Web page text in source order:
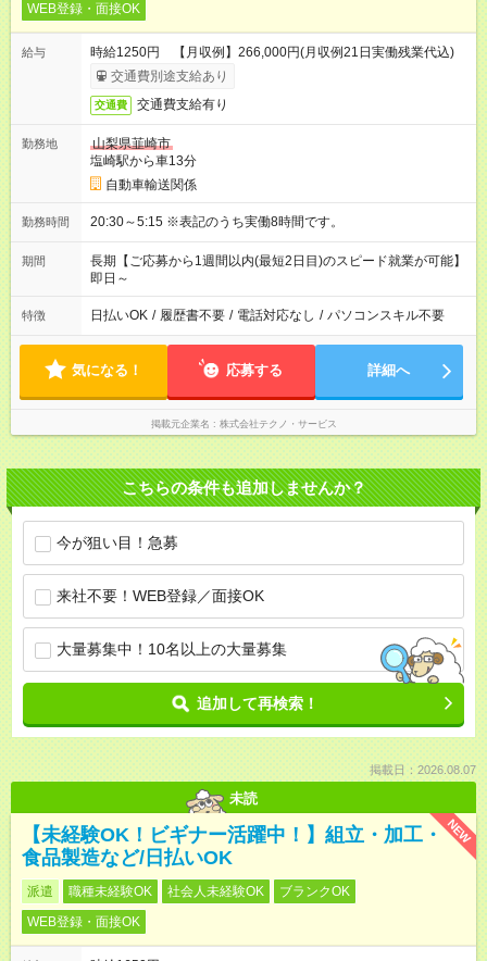
WEB登録・面接OK
給与
時給1250円 【月収例】266,000円(月収例21日実働残業代込)
交通費別途支給あり
交通費 交通費支給有り
勤務地
山梨県韮崎市
塩崎駅から車13分
自動車輸送関係
勤務時間 20:30～5:15 ※表記のうち実働8時間です。
期間
長期【ご応募から1週間以内(最短2日目)のスピード就業が可能】
即日～
特徴 日払いOK / 履歴書不要 / 電話対応なし / パソコンスキル不要
気になる！ 応募する 詳細へ
掲載元企業名 株式会社テクノ・サービス
こちらの条件も追加しませんか？
今が狙い目！急募
来社不要！WEB登録／面接OK
大量募集中！10名以上の大量募集
追加して再検索！
掲載日：2026.08.07
未読
NEW
【未経験OK！ビギナー活躍中！】組立・加工・
食品製造など/日払いOK
派遣 職種未経験OK 社会人未経験OK
ブランクOK
WEB登録・面接OK